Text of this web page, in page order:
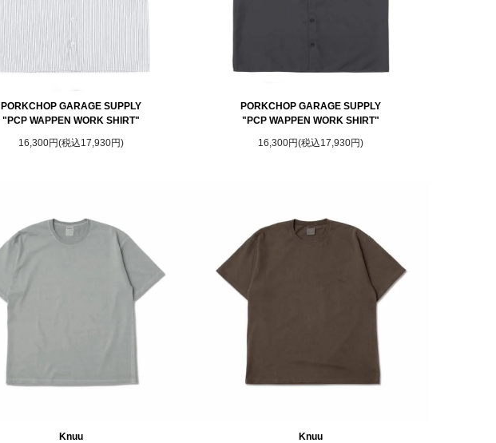
PORKCHOP GARAGE SUPPLY
"PCP WAPPEN WORK SHIRT"
16,300円(税込17,930円)
PORKCHOP GARAGE SUPPLY
"PCP WAPPEN WORK SHIRT"
16,300円(税込17,930円)
Knuu
Knuu